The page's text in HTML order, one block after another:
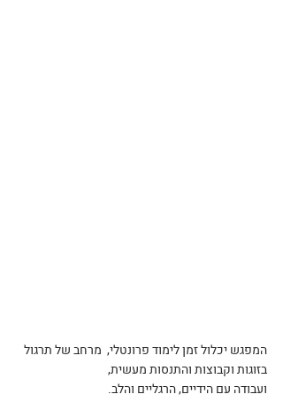
המפגש יכלול זמן לימוד פרונטלי,  מרחב של תרגול
בזוגות וקבוצות והתנסות מעשית,
ועבודה עם הידיים, הרגליים והלב.